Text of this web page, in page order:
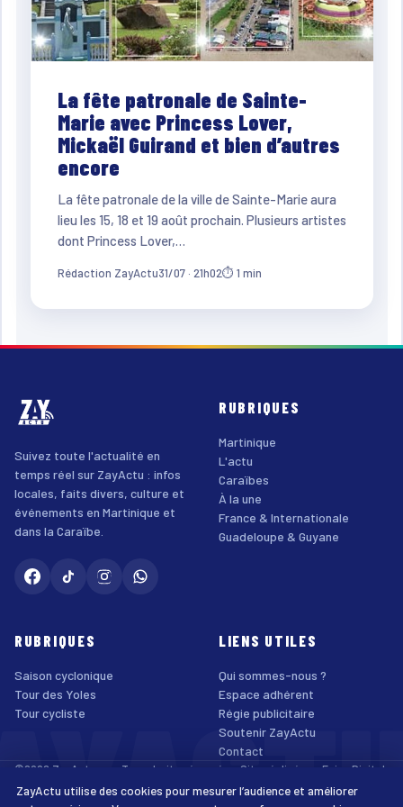
La fête patronale de Sainte-
Marie avec Princess Lover,
Mickaël Guirand et bien d’autres
encore
La fête patronale de la ville de Sainte-Marie aura
lieu les 15, 18 et 19 août prochain. Plusieurs artistes
dont Princess Lover,…
Rédaction ZayActu31/07 · 21h02⏱ 1 min
Suivez toute l'actualité en
temps réel sur ZayActu : infos
locales, faits divers, culture et
événements en Martinique et
dans la Caraïbe.
RUBRIQUES
Martinique
L'actu
Caraïbes
À la une
France & Internationale
Guadeloupe & Guyane
RUBRIQUES
Saison cyclonique
Tour des Yoles
Tour cycliste
LIENS UTILES
Qui sommes-nous ?
Espace adhérent
Régie publicitaire
Soutenir ZayActu
Contact
©2026 ZayActu.org. Tous droits réservés. · Site réalisé par Enjoy Digital
Agency
Mentions légales
Confidentialité Cookies Accessibilité
ZayActu utilise des cookies pour mesurer l’audience et améliorer